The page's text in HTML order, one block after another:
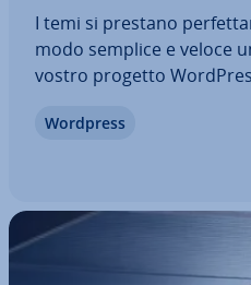
I temi si prestano
modo semplice e veloce
vostro progetto
bisogno di co­no­scen­ze
Wordpress